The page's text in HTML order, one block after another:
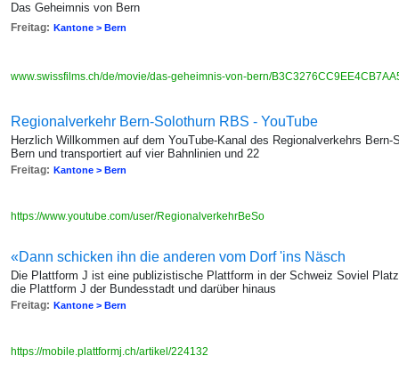
Das Geheimnis von Bern
Freitag: Kantone > Bern
www.swissfilms.ch/de/movie/das-geheimnis-von-bern/
Regionalverkehr Bern-Solothurn RBS - YouTube
Herzlich Willkommen auf dem YouTube-Kanal des Regionalverkehrs
Bern und transportiert auf vier Bahnlinien und 22
Freitag: Kantone > Bern
https://www.youtube.com/user/RegionalverkehrBeSo
«Dann schicken ihn die anderen vom Dorf 'ins Näsch
Die Plattform J ist eine publizistische Plattform in der Schweiz Soviel
die Plattform J der Bundesstadt und darüber hinaus
Freitag: Kantone > Bern
https://mobile.plattformj.ch/artikel/224132